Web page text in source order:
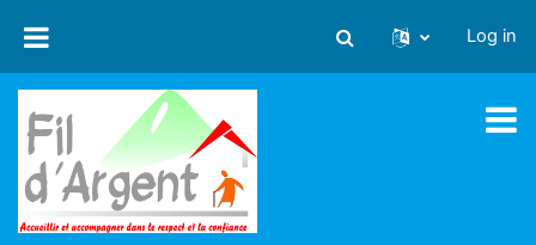
Toggle search input
Log in